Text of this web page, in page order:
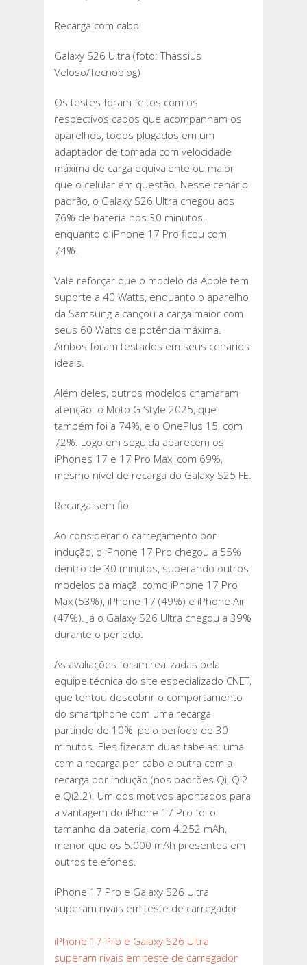
Recarga com cabo
Galaxy S26 Ultra (foto: Thássius
Veloso/Tecnoblog)
Os testes foram feitos com os
respectivos cabos que acompanham os
aparelhos, todos plugados em um
adaptador de tomada com velocidade
máxima de carga equivalente ou maior
que o celular em questão. Nesse cenário
padrão, o Galaxy S26 Ultra chegou aos
76% de bateria nos 30 minutos,
enquanto o iPhone 17 Pro ficou com
74%.
Vale reforçar que o modelo da Apple tem
suporte a 40 Watts, enquanto o aparelho
da Samsung alcançou a carga maior com
seus 60 Watts de potência máxima.
Ambos foram testados em seus cenários
ideais.
Além deles, outros modelos chamaram
atenção: o Moto G Style 2025, que
também foi a 74%, e o OnePlus 15, com
72%. Logo em seguida aparecem os
iPhones 17 e 17 Pro Max, com 69%,
mesmo nível de recarga do Galaxy S25 FE.
Recarga sem fio
Ao considerar o carregamento por
indução, o iPhone 17 Pro chegou a 55%
dentro de 30 minutos, superando outros
modelos da maçã, como iPhone 17 Pro
Max (53%), iPhone 17 (49%) e iPhone Air
(47%). Já o Galaxy S26 Ultra chegou a 39%
durante o período.
As avaliações foram realizadas pela
equipe técnica do site especializado CNET,
que tentou descobrir o comportamento
do smartphone com uma recarga
partindo de 10%, pelo período de 30
minutos. Eles fizeram duas tabelas: uma
com a recarga por cabo e outra com a
recarga por indução (nos padrões Qi, Qi2
e Qi2.2). Um dos motivos apontados para
a vantagem do iPhone 17 Pro foi o
tamanho da bateria, com 4.252 mAh,
menor que os 5.000 mAh presentes em
outros telefones.
iPhone 17 Pro e Galaxy S26 Ultra
superam rivais em teste de carregador
iPhone 17 Pro e Galaxy S26 Ultra
superam rivais em teste de carregador